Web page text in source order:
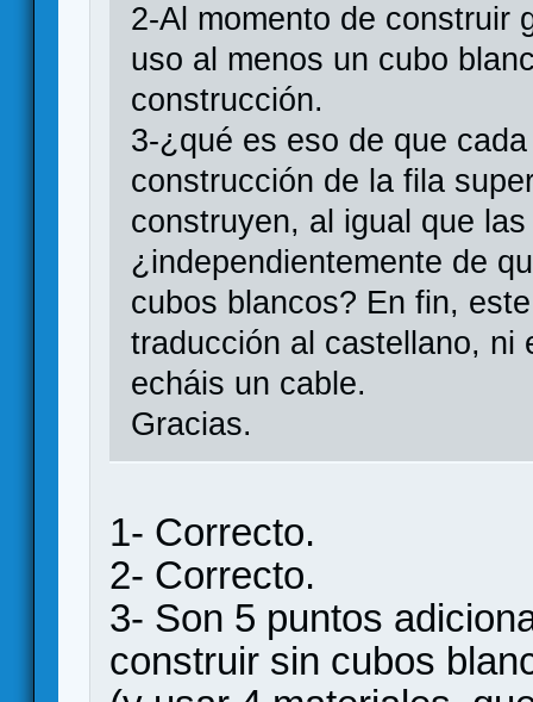
2-Al momento de construir
uso al menos un cubo
construcción.
3-¿qué es eso de que
construcción de la fila
construyen, al igual que
¿independientemente de
cubos blancos? En fin,
traducción al castellano, ni
echáis un cable.
Gracias.
1- Correcto.
2- Correcto.
3- Son 5 puntos
construir sin cubos